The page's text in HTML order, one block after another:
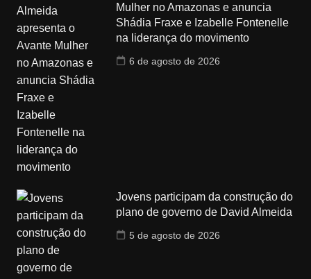
Mulher no Amazonas e anuncia
Shádia Fraxe e Izabelle Fontenelle
na liderança do movimento
6 de agosto de 2026
Jovens participam da construção do
plano de governo de David Almeida
5 de agosto de 2026